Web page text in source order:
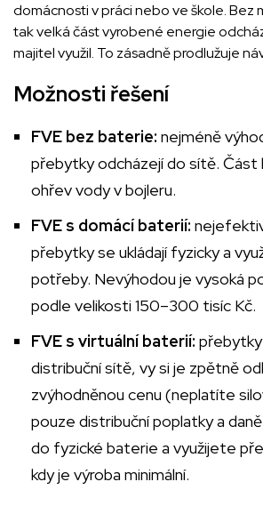
domácnosti v práci nebo ve škole. Bez
tak velká část vyrobené energie
majitel využil. To zásadně prodlužuje
Možnosti řešení
FVE bez baterie: nejméně
přebytky odcházejí do sítě. Část
ohřev vody v bojleru.
FVE s domácí baterií:
přebytky se ukládají fyzicky a
potřeby. Nevýhodou je vysoká
podle velikosti 150–300 tisíc Kč.
FVE s virtuální baterií:
distribuční sítě, vy si je zpětně
zvýhodněnou cenu (neplatíte
pouze distribuční poplatky a
do fyzické baterie a využijete
kdy je výroba minimální.